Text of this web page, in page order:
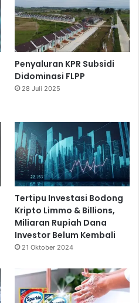
Penyaluran KPR Subsidi
Didominasi FLPP
28 Juli 2025
Tertipu Investasi Bodong
Kripto Limmo & Billions,
Miliaran Rupiah Dana
Investor Belum Kembali
21 Oktober 2024